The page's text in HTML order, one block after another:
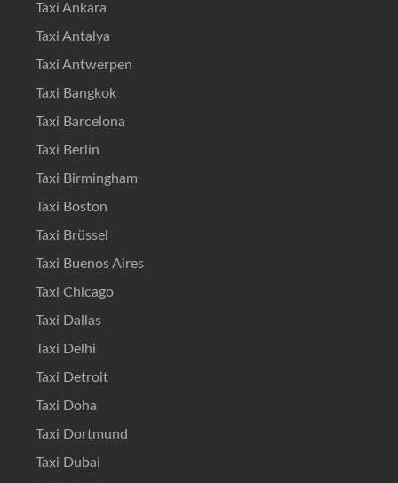
Taxi Ankara
Taxi Antalya
Taxi Antwerpen
Taxi Bangkok
Taxi Barcelona
Taxi Berlin
Taxi Birmingham
Taxi Boston
Taxi Brüssel
Taxi Buenos Aires
Taxi Chicago
Taxi Dallas
Taxi Delhi
Taxi Detroit
Taxi Doha
Taxi Dortmund
Taxi Dubai